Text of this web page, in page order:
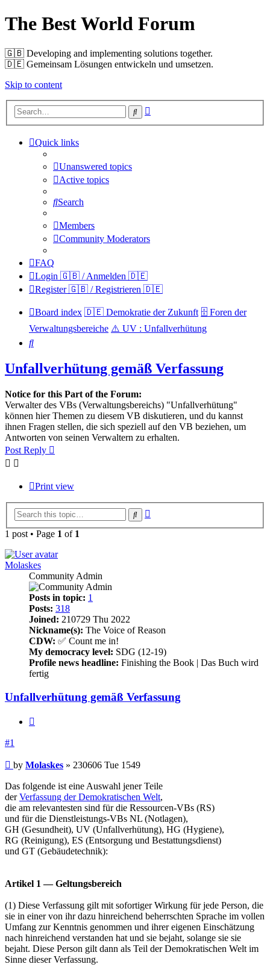
The Best World Forum
🇬🇧️ Developing and implementing solutions together.
🇩🇪️ Gemeinsam Lösungen entwickeln und umsetzen.
Skip to content
Search
Quick links
Unanswered topics
Active topics
Search
Members
Community Moderators
FAQ
Login 🇬🇧 / Anmelden 🇩🇪
Register 🇬🇧 / Registrieren 🇩🇪
Board index 🇩🇪 Demokratie der Zukunft 🗄️ Foren der
Verwaltungsbereiche ⚠️ UV : Unfallverhütung
Search
Unfallverhütung gemäß Verfassung
Notice for this Part of the Forum:
Verwalter des VBs (Verwaltungsbereichs) "Unfallverhütung"
können hier Themen zu diesem VB diskutieren, und du kannst
ihnen Fragen stellen, die sich speziell auf den VB beziehen, um
Antworten von seinen Verwaltern zu erhalten.
Post Reply
Print view
Search
1 post • Page 1 of 1
Molaskes
Community Admin
Posts in topic: 1
Posts: 318
Joined: 210729 Thu 2022
Nickname(s): The Voice of Reason
CDW: ✅ Count me in!
My democracy level: SDG (12-19)
Profile news headline: Finishing the Book | Das Buch wird
fertig
Unfallverhütung gemäß Verfassung
#1
Post
by Molaskes » 230606 Tue 1549
Das folgende ist eine Auswahl jener Teile
derVerfassung der Demokratischen Welt,
die am relevantesten sind für die Ressourcen-VBs (RS)
und für die Dienstleistungs-VBs NL (Notlagen),
GH (Gesundheit), UV (Unfallverhütung), HG (Hygiene),
RG (Reinigung), ES (Entsorgung und Bestattungsdienst)
und GT (Gebäudetechnik):
Artikel 1 — Geltungsbereich
(1) Diese Verfassung gilt mit sofortiger Wirkung für jede Person, die
sie in einer von ihr dazu hinreichend beherrschten Sprache im vollen
Umfang zur Kenntnis genommen und ihrer eigenen Einschätzung
nach hinreichend verstanden hat und sie bejaht, solange sie sie
bejaht. Diese Person gilt dann als Teil der Demokratischen Welt im
Sinne dieser Verfassung.